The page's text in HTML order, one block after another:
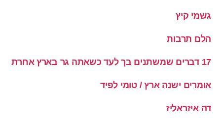
גשמי קיץ
הלם תרבות
17 דברים שמשתנים בך לעד כשאתה גר בארץ אחרת
אומרים ישנה ארץ / טומי לפיד
דה איזראליז